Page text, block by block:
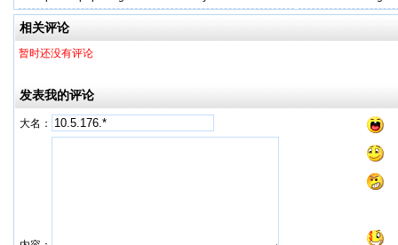
相关评论
暂时还没有评论
发表我的评论
大名：